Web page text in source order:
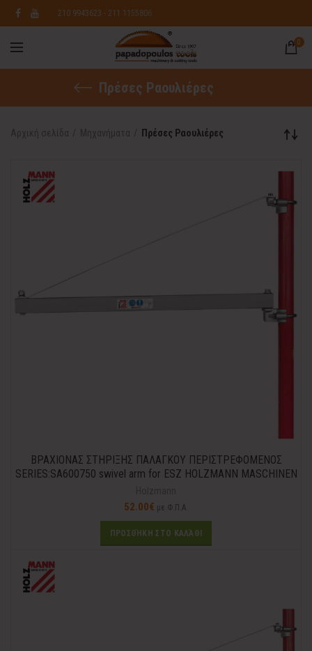
210 9943623 - 211 1155806
0
Πρέσες Ραουλιέρες
Πρέσες Ραουλιέρες
ΒΡΑΧΙΟΝΑΣ ΣΤΗΡΙΞΗΣ ΠΑΛΑΓΚΟΥ ΠΕΡΙΣΤΡΕΦΟΜΕΝΟΣ
SERIES:SA600750 swivel arm for ESZ HOLZMANN MASCHINEN
52.00€ με Φ.Π.Α.
ΠΡΟΣΘΉΚΗ ΣΤΟ ΚΑΛΆΘΙ